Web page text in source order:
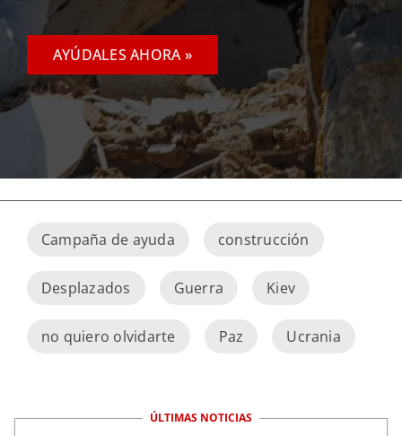
AYÚDALES AHORA »
Campaña de ayuda construcción
Desplazados Guerra Kiev
no quiero olvidarte Paz Ucrania
ÚLTIMAS NOTICIAS